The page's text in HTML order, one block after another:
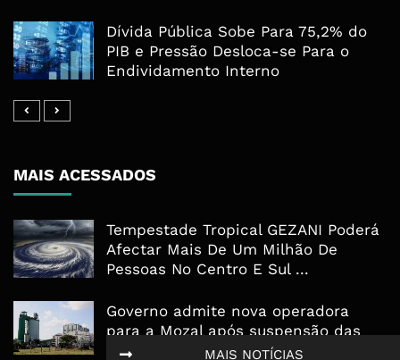
MAIS NOTÍCIAS
Dívida Pública Sobe Para 75,2% do
PIB e Pressão Desloca-se Para o
Endividamento Interno
MAIS ACESSADOS
Tempestade Tropical GEZANI Poderá
Afectar Mais De Um Milhão De
Pessoas No Centro E Sul ...
Governo admite nova operadora
para a Mozal após suspensão das
operações